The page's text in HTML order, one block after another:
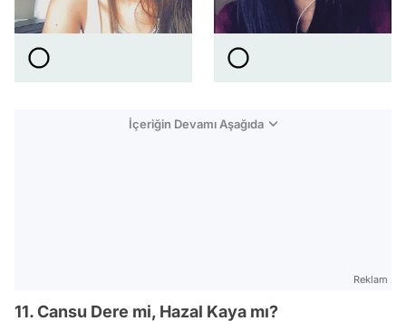
İçeriğin Devamı Aşağıda
Reklam
11. Cansu Dere mi, Hazal Kaya mı?